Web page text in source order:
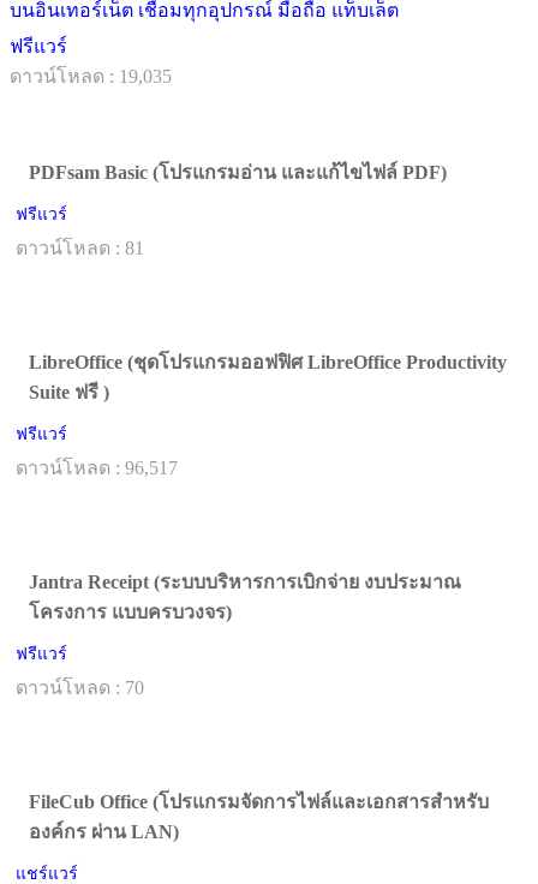
บนอินเทอร์เน็ต เชื่อมทุกอุปกรณ์ มือถือ แท็บเล็ต
ฟรีแวร์
ดาวน์โหลด : 19,035
PDFsam Basic (โปรแกรมอ่าน และแก้ไขไฟล์ PDF)
ฟรีแวร์
ดาวน์โหลด : 81
LibreOffice (ชุดโปรแกรมออฟฟิศ LibreOffice Productivity
Suite ฟรี )
ฟรีแวร์
ดาวน์โหลด : 96,517
Jantra Receipt (ระบบบริหารการเบิกจ่าย งบประมาณ
โครงการ แบบครบวงจร)
ฟรีแวร์
ดาวน์โหลด : 70
FileCub Office (โปรแกรมจัดการไฟล์และเอกสารสำหรับ
องค์กร ผ่าน LAN)
แชร์แวร์